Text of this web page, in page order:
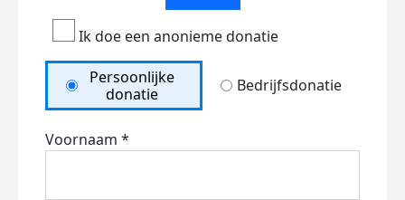
Ik doe een anonieme donatie
Persoonlijke
donatie
Bedrijfsdonatie
Voornaam *